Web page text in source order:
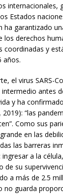
internacionales,
Estados
ha garantizado
los derechos
coordinadas y
años.
el virus SARS-
antes
y ha
2019): “las
Como sus
en las
las barreras
a la
de su
a más de 2.5
no guarda